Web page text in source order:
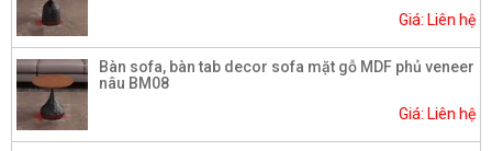
Giá: Liên hệ
Bàn sofa, bàn tab decor sofa mặt gỗ MDF phủ veneer
nâu BM08
Giá: Liên hệ